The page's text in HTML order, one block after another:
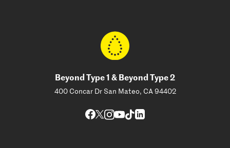
Beyond Type 1 & Beyond Type 2
400 Concar Dr San Mateo, CA 94402